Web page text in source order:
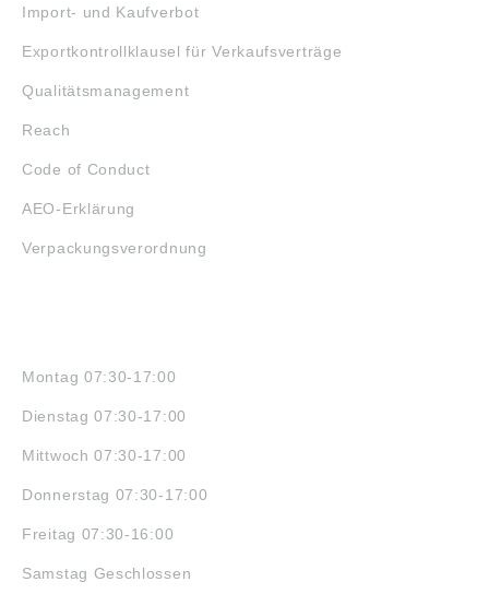
Import- und Kaufverbot
Exportkontrollklausel für Verkaufsverträge
Qualitätsmanagement
Reach
Code of Conduct
AEO-Erklärung
Verpackungsverordnung
Montag 07:30-17:00
Dienstag 07:30-17:00
Mittwoch 07:30-17:00
Donnerstag 07:30-17:00
Freitag 07:30-16:00
Samstag Geschlossen